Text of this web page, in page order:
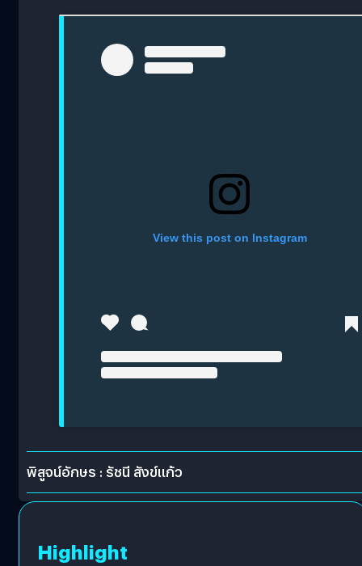
View this post on Instagram
พิสูจน์อักษร : รัชนี สังข์แก้ว
Highlight